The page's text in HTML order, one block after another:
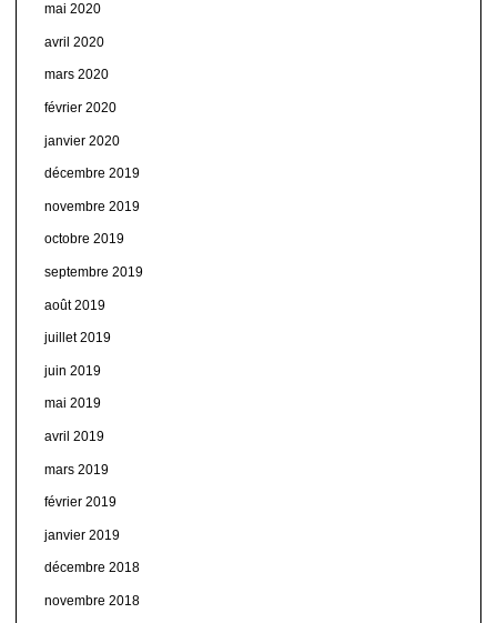
mai 2020
avril 2020
mars 2020
février 2020
janvier 2020
décembre 2019
novembre 2019
octobre 2019
septembre 2019
août 2019
juillet 2019
juin 2019
mai 2019
avril 2019
mars 2019
février 2019
janvier 2019
décembre 2018
novembre 2018